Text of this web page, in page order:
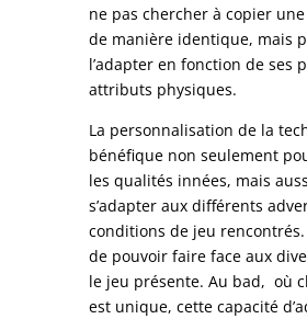
ne pas chercher à copier
de manière identique, mais
l’adapter en fonction de ses
attributs physiques.
La personnalisation de la
bénéfique non seulement
les qualités innées, mais
s’adapter aux différents
conditions de jeu rencontrés.
de pouvoir faire face aux
le jeu présente. Au bad, où
est unique, cette capacité